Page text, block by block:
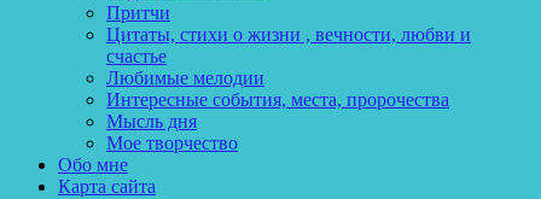
Притчи
Цитаты, стихи о жизни , вечности, любви и
счастье
Любимые мелодии
Интересные события, места, пророчества
Мысль дня
Мое творчество
Обо мне
Карта сайта